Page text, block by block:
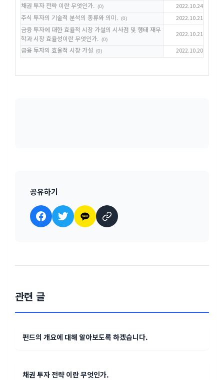
채권 투자 전략 이란 무엇인가. (0) 2022.10.24
주식 투자의 기술적 분석의 종류와 의미. (0) 2022.10.21
금융 투자에 대한 효율적 시장 가설의 시사점 및 행태 재무
학과 시장 효율성이란 무엇인가.
(0)
2022.10.21
금융 투자의 효율적 시장 가설 (0) 2022.10.20
공유하기
관련 글
펀드의 개요에 대해 알아보도록 하겠습니다.
채권 투자 전략 이란 무엇인가.